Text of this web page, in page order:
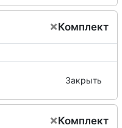
×Комплект
Закрыть
×Комплект